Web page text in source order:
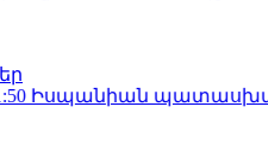
պատասխան